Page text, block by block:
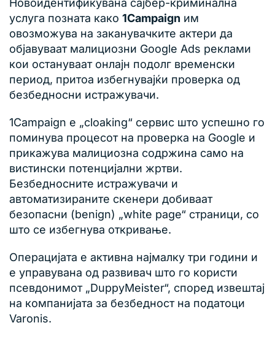
Новоидентификувана сајбер-криминална
услуга позната како 1Campaign им
овозможува на заканувачките актери да
објавуваат малициозни Google Ads реклами
кои остануваат онлајн подолг временски
период, притоа избегнувајќи проверка од
безбедносни истражувачи.
1Campaign е „cloaking“ сервис што успешно го
поминува процесот на проверка на Google и
прикажува малициозна содржина само на
вистински потенцијални жртви.
Безбедносните истражувачи и
автоматизираните скенери добиваат
безопасни (benign) „white page“ страници, со
што се избегнува откривање.
Операцијата е активна најмалку три години и
е управувана од развивач што го користи
псевдонимот „DuppyMeister“, според извештај
на компанијата за безбедност на податоци
Varonis.